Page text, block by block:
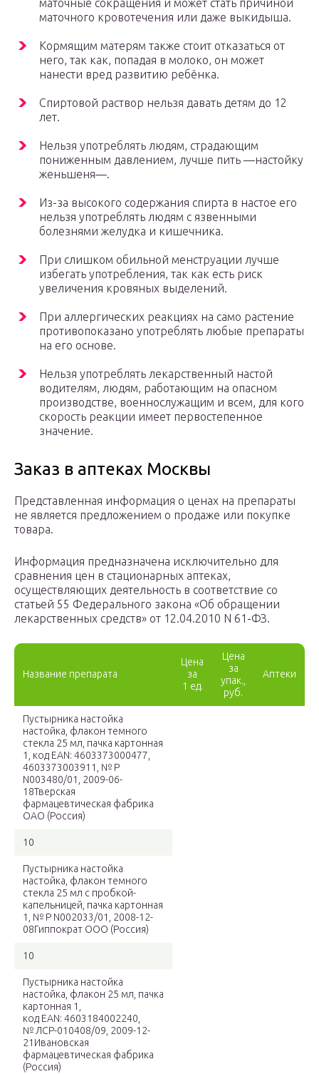
маточные сокращения и может стать причиной
маточного кровотечения или даже выкидыша.
Кормящим матерям также стоит отказаться от
него, так как, попадая в молоко, он может
нанести вред развитию ребёнка.
Спиртовой раствор нельзя давать детям до 12
лет.
Нельзя употреблять людям, страдающим
пониженным давлением, лучше пить —настойку
женьшеня—.
Из-за высокого содержания спирта в настое его
нельзя употреблять людям с язвенными
болезнями желудка и кишечника.
При слишком обильной менструации лучше
избегать употребления, так как есть риск
увеличения кровяных выделений.
При аллергических реакциях на само растение
противопоказано употреблять любые препараты
на его основе.
Нельзя употреблять лекарственный настой
водителям, людям, работающим на опасном
производстве, военнослужащим и всем, для кого
скорость реакции имеет первостепенное
значение.
Заказ в аптеках Москвы
Представленная информация о ценах на препараты
не является предложением о продаже или покупке
товара.
Информация предназначена исключительно для
сравнения цен в стационарных аптеках,
осуществляющих деятельность в соответствие со
статьей 55 Федерального закона «Об обращении
лекарственных средств» от 12.04.2010 N 61-ФЗ.
Название препарата
Цена
за
1 ед.
Цена
за
упак.,
руб.
Аптеки
Пустырника настойка
настойка, флакон темного
стекла 25 мл, пачка картонная
1, код EAN: 4603373000477,
4603373003911, № Р
N003480/01, 2009-06-
18Тверская
фармацевтическая фабрика
ОАО (Россия)
10
Пустырника настойка
настойка, флакон темного
стекла 25 мл с пробкой-
капельницей, пачка картонная
1, № Р N002033/01, 2008-12-
08Гиппократ ООО (Россия)
10
Пустырника настойка
настойка, флакон 25 мл, пачка
картонная 1,
код EAN: 4603184002240,
№ ЛСР-010408/09, 2009-12-
21Ивановская
фармацевтическая фабрика
(Россия)